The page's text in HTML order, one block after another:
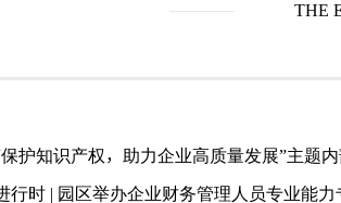
THE
护知识产权，助力企业高质量发展”主题
行时 | 园区举办企业财务管理人员专业能力